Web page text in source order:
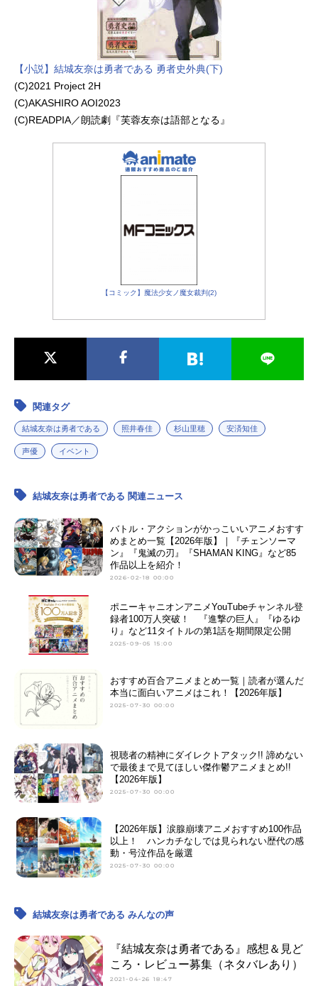
【小説】結城友奈は勇者である 勇者史外典(下)
(C)2021 Project 2H
(C)AKASHIRO AOI2023
(C)READPIA／朗読劇『芙蓉友奈は語部となる』
【コミック】魔法少女ノ魔女裁判(2)
関連タグ
結城友奈は勇者である 照井春佳 杉山里穂 安済知佳
声優 イベント
結城友奈は勇者である 関連ニュース
バトル・アクションがかっこいいアニメおすす
めまとめ一覧【2026年版】｜『チェンソーマ
ン』『鬼滅の刃』『SHAMAN KING』など85
作品以上を紹介！
2026-02-18 00:00
ポニーキャニオンアニメYouTubeチャンネル登
録者100万人突破！ 『進撃の巨人』『ゆるゆ
り』など11タイトルの第1話を期間限定公開
2025-09-05 15:00
おすすめ百合アニメまとめ一覧｜読者が選んだ
本当に面白いアニメはこれ！【2026年版】
2025-07-30 00:00
視聴者の精神にダイレクトアタック!! 諦めない
で最後まで見てほしい傑作鬱アニメまとめ!!
【2026年版】
2025-07-30 00:00
【2026年版】涙腺崩壊アニメおすすめ100作品
以上！ ハンカチなしでは見られない歴代の感
動・号泣作品を厳選
2025-07-30 00:00
結城友奈は勇者である みんなの声
『結城友奈は勇者である』感想＆見ど
ころ・レビュー募集（ネタバレあり）
2021-04-26 18:47